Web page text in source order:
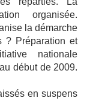
organisée.
la démarche
? Préparation et
nationale
début de 2009.
en suspens